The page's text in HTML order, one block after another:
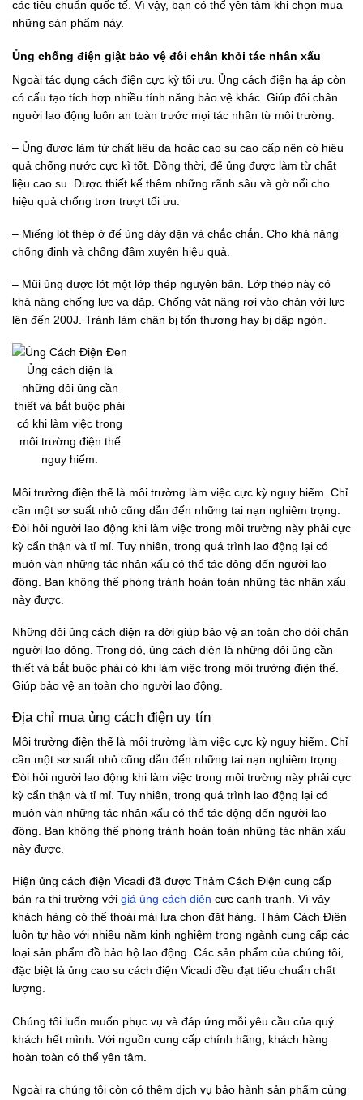
các tiêu chuẩn quốc tế. Vì vậy, bạn có thể yên tâm khi chọn mua
những sản phẩm này.
Ủng chống điện giật bảo vệ đôi chân khỏi tác nhân xấu
Ngoài tác dụng cách điện cực kỳ tối ưu. Ủng cách điện hạ áp còn
có cấu tạo tích hợp nhiều tính năng bảo vệ khác. Giúp đôi chân
người lao động luôn an toàn trước mọi tác nhân từ môi trường.
– Ủng được làm từ chất liệu da hoặc cao su cao cấp nên có hiệu
quả chống nước cực kì tốt. Đồng thời, đế ủng được làm từ chất
liệu cao su. Được thiết kế thêm những rãnh sâu và gờ nổi cho
hiệu quả chống trơn trượt tối ưu.
– Miếng lót thép ở đế ủng dày dặn và chắc chắn. Cho khả năng
chống đinh và chống đâm xuyên hiệu quả.
– Mũi ủng được lót một lớp thép nguyên bản. Lớp thép này có
khả năng chống lực va đập. Chống vật nặng rơi vào chân với lực
lên đến 200J. Tránh làm chân bị tổn thương hay bị dập ngón.
Ủng cách điện là
những đôi ủng cần
thiết và bắt buộc phải
có khi làm việc trong
môi trường điện thế
nguy hiểm.
Môi trường điện thế là môi trường làm việc cực kỳ nguy hiểm. Chỉ
cần một sơ suất nhỏ cũng dẫn đến những tai nạn nghiêm trọng.
Đòi hỏi người lao động khi làm việc trong môi trường này phải cực
kỳ cẩn thận và tỉ mỉ. Tuy nhiên, trong quá trình lao động lại có
muôn vàn những tác nhân xấu có thể tác động đến người lao
động. Bạn không thể phòng tránh hoàn toàn những tác nhân xấu
này được.
Những đôi ủng cách điện ra đời giúp bảo vệ an toàn cho đôi chân
người lao động. Trong đó, ủng cách điện là những đôi ủng cần
thiết và bắt buộc phải có khi làm việc trong môi trường điện thế.
Giúp bảo vệ an toàn cho người lao động.
Địa chỉ mua ủng cách điện uy tín
Môi trường điện thế là môi trường làm việc cực kỳ nguy hiểm. Chỉ
cần một sơ suất nhỏ cũng dẫn đến những tai nạn nghiêm trọng.
Đòi hỏi người lao động khi làm việc trong môi trường này phải cực
kỳ cẩn thận và tỉ mỉ. Tuy nhiên, trong quá trình lao động lại có
muôn vàn những tác nhân xấu có thể tác động đến người lao
động. Bạn không thể phòng tránh hoàn toàn những tác nhân xấu
này được.
Hiện ủng cách điện Vicadi đã được Thảm Cách Điện cung cấp
bán ra thị trường với giá ủng cách điện cực cạnh tranh. Vì vậy
khách hàng có thể thoải mái lựa chọn đặt hàng. Thảm Cách Điện
luôn tự hào với nhiều năm kinh nghiệm trong ngành cung cấp các
loại sản phẩm đồ bảo hộ lao động. Các sản phẩm của chúng tôi,
đặc biệt là ủng cao su cách điện Vicadi đều đạt tiêu chuẩn chất
lượng.
Chúng tôi luốn muốn phục vụ và đáp ứng mỗi yêu cầu của quý
khách hết mình. Với nguồn cung cấp chính hãng, khách hàng
hoàn toàn có thể yên tâm.
Ngoài ra chúng tôi còn có thêm dịch vụ bảo hành sản phẩm cùng